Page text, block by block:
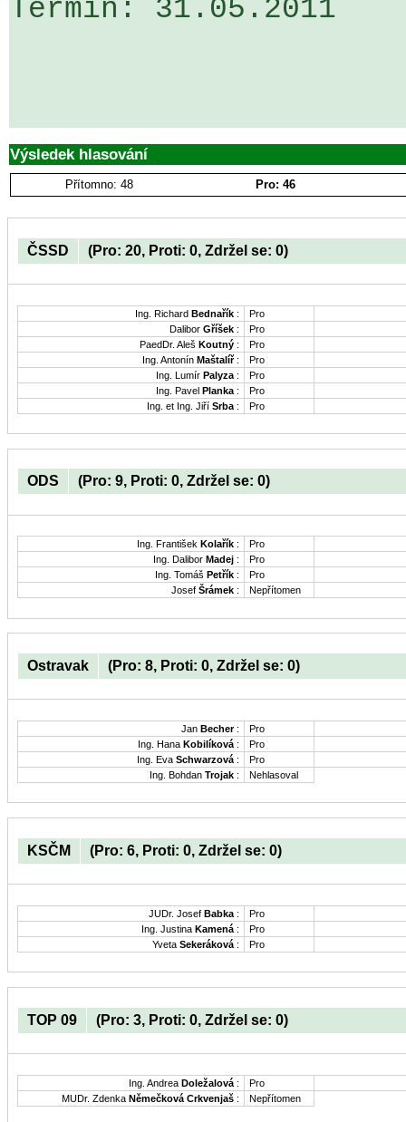
Termín: 31.05.2011
Výsledek hlasování
Přítomno: 48 Pro: 46
ČSSD (Pro: 20, Proti: 0, Zdržel se: 0)
Ing. Richard Bednařík :
Pro
Dalibor Gříšek :
Pro
PaedDr. Aleš Koutný :
Pro
Ing. Antonín Maštalíř:
Pro
Ing. Lumír Palyza :
Pro
Ing. Pavel Planka :
Pro
Ing. et Ing. Jiří Srba : Pro
ODS (Pro: 9, Proti: 0, Zdržel se: 0)
Ing. František Kolařík :
Pro
Ing. Dalibor Madej :
Pro
Ing. Tomáš Petřík :
Pro
Josef Šrámek : Nepřítomen
Ostravak (Pro: 8, Proti: 0, Zdržel se: 0)
Jan Becher:
Pro
Ing. Hana Kobilíková :
Pro
Ing. Eva Schwarzová :
Pro
Ing. Bohdan Trojak : Nehlasoval
KSČM (Pro: 6, Proti: 0, Zdržel se: 0)
JUDr. Josef Babka :
Pro
Ing. Justina Kamená :
Pro
Yveta Sekeráková : Pro
TOP 09 (Pro: 3, Proti: 0, Zdržel se: 0)
Ing. Andrea Doležalová :
Pro
MUDr. Zdenka Němečková Crkvenjaš : Nepřítomen